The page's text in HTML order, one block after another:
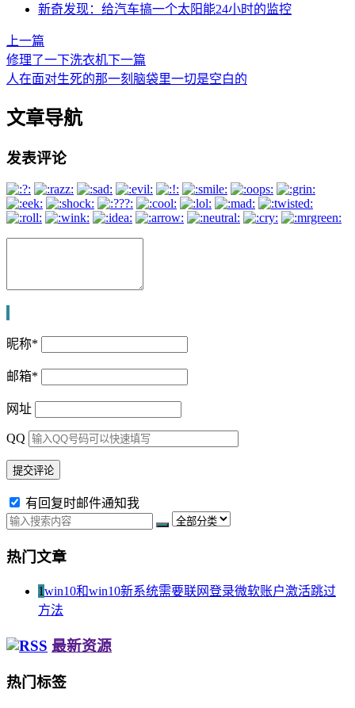
新奇发现：给汽车搞一个太阳能24小时的监控
上一篇
修理了一下洗衣机下一篇
人在面对生死的那一刻脑袋里一切是空白的
文章导航
发表评论
昵称*
邮箱*
网址
QQ
有回复时邮件通知我
热门文章
1win10和win10新系统需要联网登录微软账户激活跳过
方法
最新资源
热门标签